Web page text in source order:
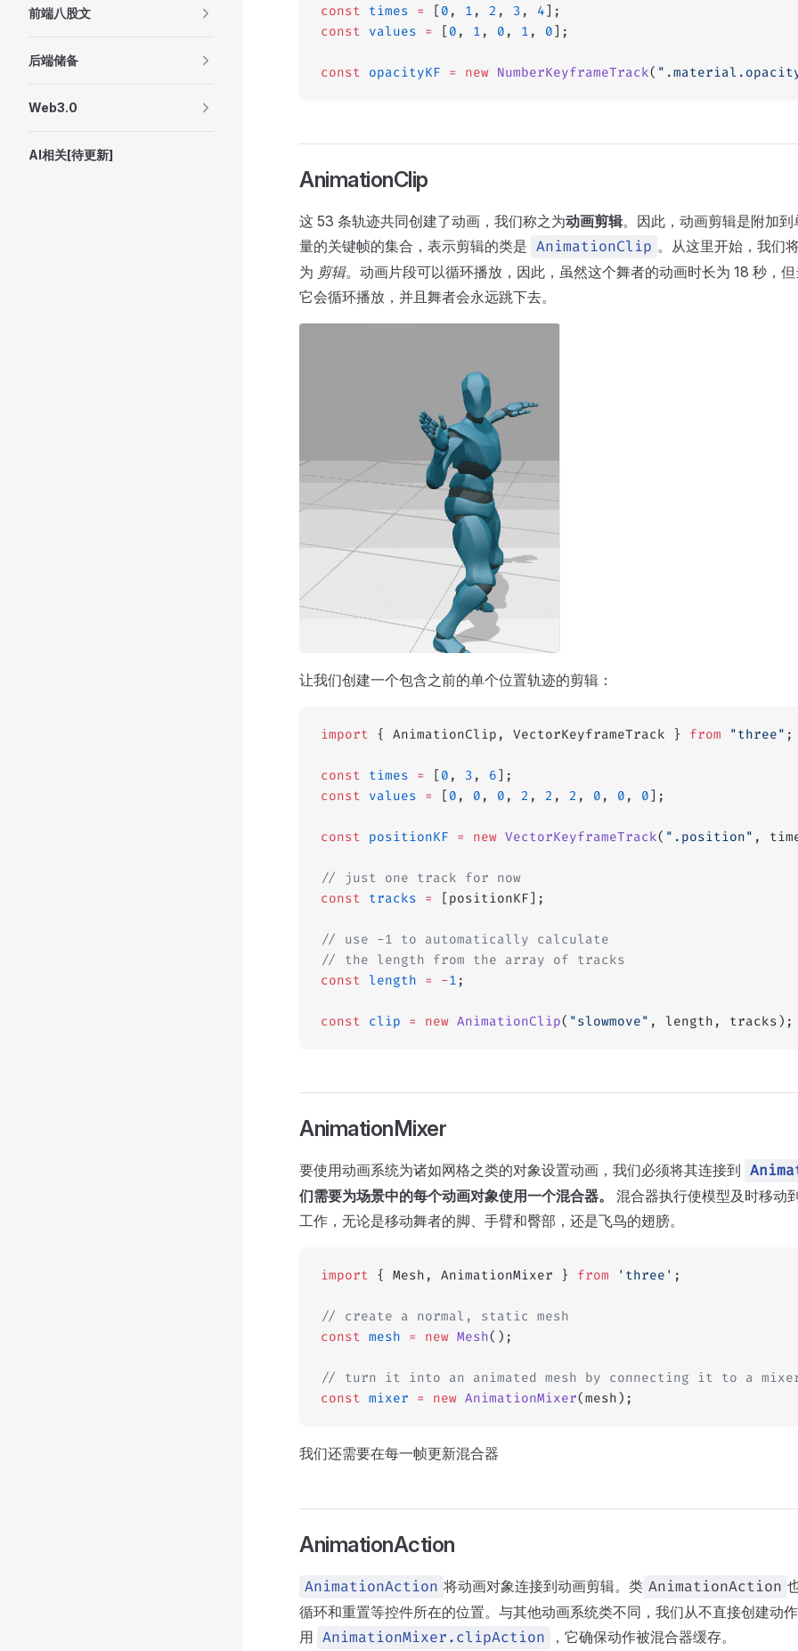
前端八股文
后端储备
Web3.0
AI相关[待更新]
const times = [ 0 , 1 , 2 , 3 , 4];
const values = [ 0 , 1 , 0 , 1 , 0];
const opacityKF = new NumberKeyframeTrack(
AnimationClip
这 53 条轨迹共同创建了动画，我们称之为动画剪辑。因此，动画剪辑是附加
量的关键帧的集合，表示剪辑的类是 AnimationClip 。从这里开始，我们
为 剪辑。动画片段可以循环播放，因此，虽然这个舞者的动画时长为 18 秒，但
它会循环播放，并且舞者会永远跳下去。
让我们创建一个包含之前的单个位置轨迹的剪辑：
import { AnimationClip, VectorKeyframeTrack } from "three" ;
const times = [ 0 , 3 , 6];
const values = [ 0 , 0 , 0 , 2 , 2 , 2 , 0 , 0 , 0];
const positionKF = new VectorKeyframeTrack( ".position" ,
// just one track for now
const tracks = [positionKF];
// use -1 to automatically calculate
// the length from the array of tracks
const length = -1 ;
const clip = new AnimationClip( "slowmove" , length, tracks);
AnimationMixer
要使用动画系统为诸如网格之类的对象设置动画，我们必须将其连接到
们需要为场景中的每个动画对象使用一个混合器。
混合器执行使模型及时移动
工作，无论是移动舞者的脚、手臂和臀部，还是飞鸟的翅膀。
import { Mesh, AnimationMixer } from 'three' ;
// create a normal, static mesh
const mesh = new Mesh();
// turn it into an animated mesh by connecting it to a
const mixer = new AnimationMixer(mesh);
我们还需要在每一帧更新混合器
AnimationAction
AnimationAction 将动画对象连接到动画剪辑。类 AnimationAction
循环和重置等控件所在的位置。与其他动画系统类不同，我们从不直接创建动
用 AnimationMixer.clipAction ，它确保动作被混合器缓存。